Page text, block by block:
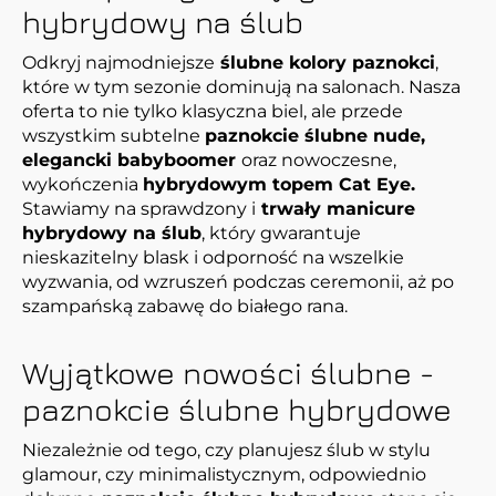
hybrydowy na ślub
Odkryj najmodniejsze ślubne kolory paznokci,
które w tym sezonie dominują na salonach. Nasza
oferta to nie tylko klasyczna biel, ale przede
wszystkim subtelne paznokcie ślubne nude,
elegancki babyboomer oraz nowoczesne,
wykończenia hybrydowym topem Cat Eye.
Stawiamy na sprawdzony i trwały manicure
hybrydowy na ślub, który gwarantuje
nieskazitelny blask i odporność na wszelkie
wyzwania, od wzruszeń podczas ceremonii, aż po
szampańską zabawę do białego rana.
Wyjątkowe nowości ślubne -
paznokcie ślubne hybrydowe
Niezależnie od tego, czy planujesz ślub w stylu
glamour, czy minimalistycznym, odpowiednio